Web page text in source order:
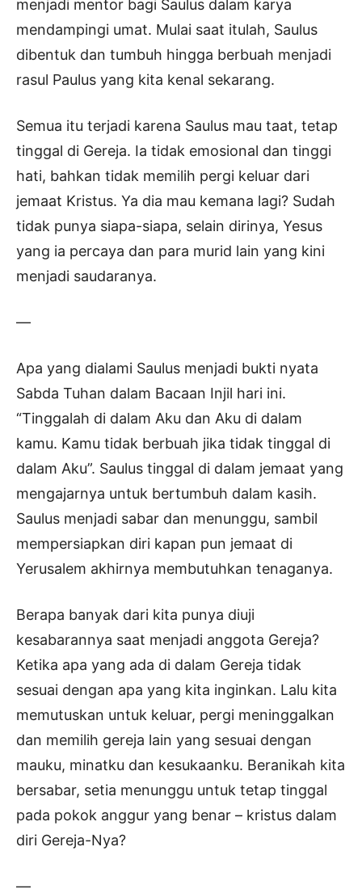
menjadi mentor bagi Saulus dalam karya
mendampingi umat. Mulai saat itulah, Saulus
dibentuk dan tumbuh hingga berbuah menjadi
rasul Paulus yang kita kenal sekarang.
Semua itu terjadi karena Saulus mau taat, tetap
tinggal di Gereja. Ia tidak emosional dan tinggi
hati, bahkan tidak memilih pergi keluar dari
jemaat Kristus. Ya dia mau kemana lagi? Sudah
tidak punya siapa-siapa, selain dirinya, Yesus
yang ia percaya dan para murid lain yang kini
menjadi saudaranya.
—
Apa yang dialami Saulus menjadi bukti nyata
Sabda Tuhan dalam Bacaan Injil hari ini.
“Tinggalah di dalam Aku dan Aku di dalam
kamu. Kamu tidak berbuah jika tidak tinggal di
dalam Aku”. Saulus tinggal di dalam jemaat yang
mengajarnya untuk bertumbuh dalam kasih.
Saulus menjadi sabar dan menunggu, sambil
mempersiapkan diri kapan pun jemaat di
Yerusalem akhirnya membutuhkan tenaganya.
Berapa banyak dari kita punya diuji
kesabarannya saat menjadi anggota Gereja?
Ketika apa yang ada di dalam Gereja tidak
sesuai dengan apa yang kita inginkan. Lalu kita
memutuskan untuk keluar, pergi meninggalkan
dan memilih gereja lain yang sesuai dengan
mauku, minatku dan kesukaanku. Beranikah kita
bersabar, setia menunggu untuk tetap tinggal
pada pokok anggur yang benar – kristus dalam
diri Gereja-Nya?